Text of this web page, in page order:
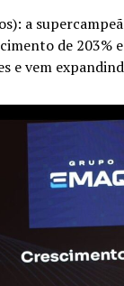
a
de 203%
e vem